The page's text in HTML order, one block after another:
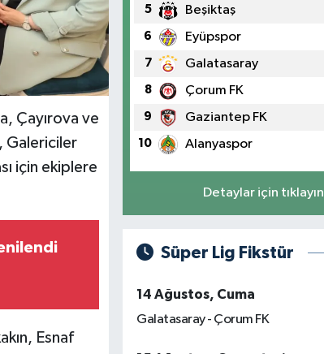
Çayırova ve
Galericiler
için ekiplere
Esnaf
5 Beşiktaş
6 Eyüpspor
7 Galatasaray
8 Çorum FK
9 Gaziantep FK
10 Alanyaspor
Detaylar için tıklayın
Süper Lig Fikstür
14 Ağustos, Cuma
Galatasaray - Çorum FK